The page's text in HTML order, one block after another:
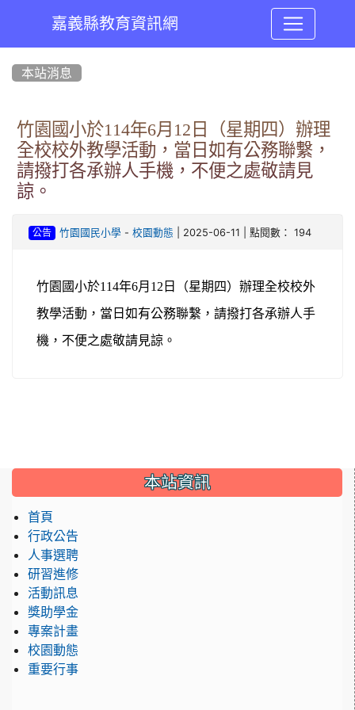
嘉義縣教育資訊網
本站消息
竹園國小於114年6月12日（星期四）辦理
全校校外教學活動，當日如有公務聯繫，
請撥打各承辦人手機，不便之處敬請見
諒。
公告 竹園國民小學- 校園動態 | 2025-06-11 | 點閱數： 194
竹園國小於114年6月 12 日（星期四）辦理全校校外
教學活動，當日如有公務聯繫，請撥打各承辦人手
機，不便之處敬請見諒。
::: 本站資訊
首頁
行政公告
人事選聘
研習進修
活動訊息
獎助學金
專案計畫
校園動態
重要行事